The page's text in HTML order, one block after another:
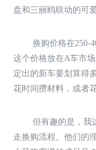
盘和三丽鸥联动的可
换购价格在250-
这个价格放在A车市
定出的新车要划算得
花时间攒材料，或者
但有趣的是，我
走换购流程。他们的